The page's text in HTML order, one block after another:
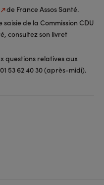
de France Assos Santé.
de la Commission CDU
consultez son livret
questions relatives aux
53 62 40 30 (après-midi).